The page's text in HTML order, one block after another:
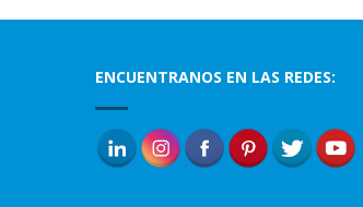
ENCUENTRANOS EN LAS REDES: